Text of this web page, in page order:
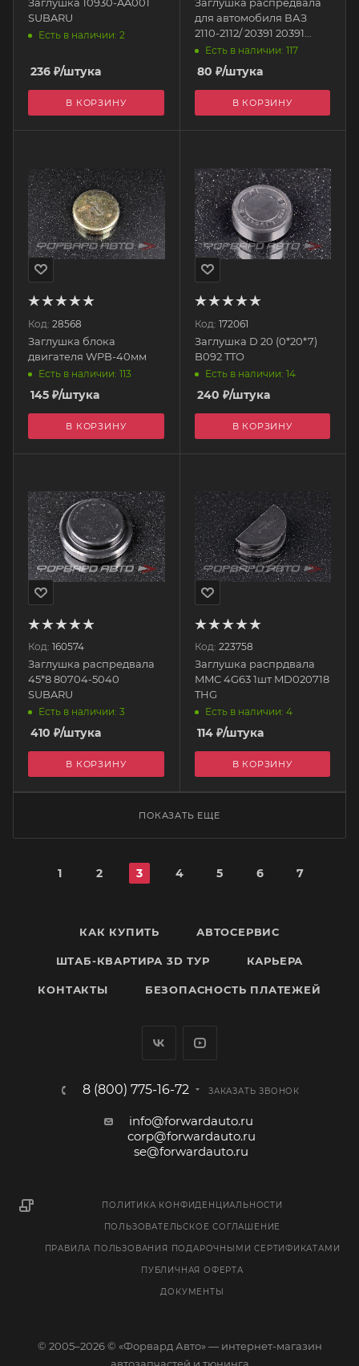
SUBARU
Есть в наличии: 2
236 ₽/штука
В КОРЗИНУ
для автомобиля ВАЗ
2110-2112/ 20391 20391
ROSTECO
Есть в наличии: 117
80 ₽/штука
В КОРЗИНУ
Код: 28568
Заглушка блока
двигателя WPB-40мм
Есть в наличии: 113
145 ₽/штука
В КОРЗИНУ
Код: 172061
Заглушка D 20 (0*20*7)
B092 TTO
Есть в наличии: 14
240 ₽/штука
В КОРЗИНУ
Код: 160574
Заглушка распредвала
45*8 80704-5040
SUBARU
Есть в наличии: 3
410 ₽/штука
В КОРЗИНУ
Код: 223758
Заглушка распрдвала
MMC 4G63 1шт MD020718
THG
Есть в наличии: 4
114₽/штука
В КОРЗИНУ
ПОКАЗАТЬ ЕЩЕ
1 2 3 4 5 6 7
КАК КУПИТЬ АВТОСЕРВИС
ШТАБ-КВАРТИРА 3D ТУР КАРЬЕРА
КОНТАКТЫ БЕЗОПАСНОСТЬ ПЛАТЕЖЕЙ
8 (800) 775-16-72 ЗАКАЗАТЬ ЗВОНОК
info@forwardauto.ru
corp@forwardauto.ru
se@forwardauto.ru
ПОЛИТИКА КОНФИДЕНЦИАЛЬНОСТИ
ПОЛЬЗОВАТЕЛЬСКОЕ СОГЛАШЕНИЕ
ПРАВИЛА ПОЛЬЗОВАНИЯ ПОДАРОЧНЫМИ СЕРТИФИКАТАМИ
ПУБЛИЧНАЯ ОФЕРТА
ДОКУМЕНТЫ
© 2005–2026 © «Форвард Авто» — интернет-магазин